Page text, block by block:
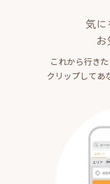
気
これから行き
クリップしてあ